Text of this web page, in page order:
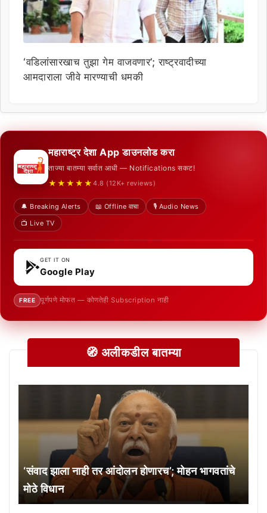
‘वडिलांसारखाच तुझा गेम वाजवणार’; राष्ट्रवादीच्या
आमदाराला जीवे मारण्याची धमकी
महाराष्ट्र देशा App डाउनलोड करा
ताज्या बातम्या सर्वात आधी — Notifications सकट!
★★★★★ 4.8 (12K+ reviews)
🔔 Breaking Alerts 📖 Offline वाचा
🎙️ Audio News
📺 Live TV
GET IT ON
Google Play
FREE पूर्णपणे मोफत — कोणतेही Subscription नाही
🧭 अलीकडील बातम्या
‘संवाद झाला नाही तर आंदोलन होणारच’; मोहन भागवतांचे
मोठे विधान